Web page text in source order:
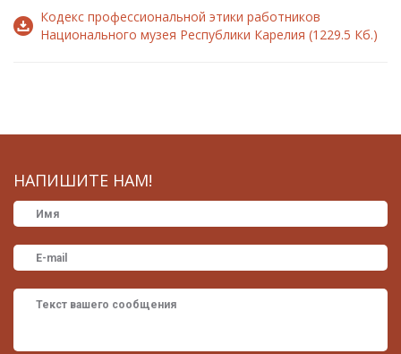
Кодекс профессиональной этики работников
Национального музея Республики Карелия (1229.5 Кб.)
НАПИШИТЕ НАМ!